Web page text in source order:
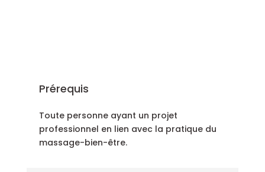
Prérequis
Toute personne ayant un projet
professionnel en lien avec la pratique du
massage-bien-être.